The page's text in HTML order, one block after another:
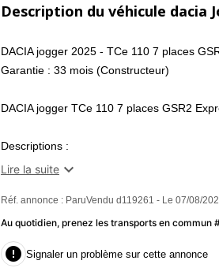
Description du véhicule dacia
DACIA jogger 2025 - TCe 110 7 places
Garantie : 33 mois (Constructeur)
DACIA jogger TCe 110 7 places GSR2
Descriptions :
- Nombre de rapports : 6
- Kilométrage garanti : NON
- Emission co2 : 131
Equipements :
Lire la suite 
Réf. annonce : ParuVendu d119261 - Le 07/08/
Au quotidien, prenez les transports en commun
 Signaler un problème sur cette annonce